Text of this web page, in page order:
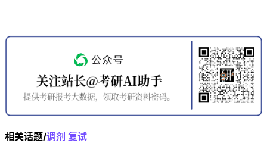
相关话题/调剂 复试